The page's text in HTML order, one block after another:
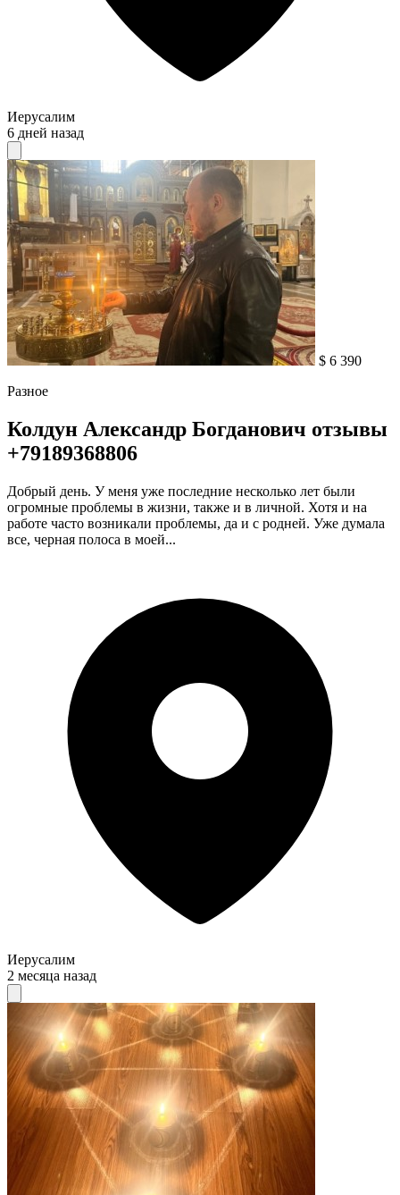
Иерусалим
6 дней назад
$ 6 390
Разное
Колдун Александр Богданович отзывы
+79189368806
Добрый день. У меня уже последние несколько лет были
огромные проблемы в жизни, также и в личной. Хотя и на
работе часто возникали проблемы, да и с родней. Уже думала
все, черная полоса в моей...
Иерусалим
2 месяца назад